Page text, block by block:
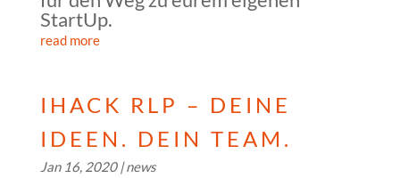
StartUp.
read more
IHACK RLP – DEINE
IDEEN. DEIN TEAM.
Jan 16, 2020|news